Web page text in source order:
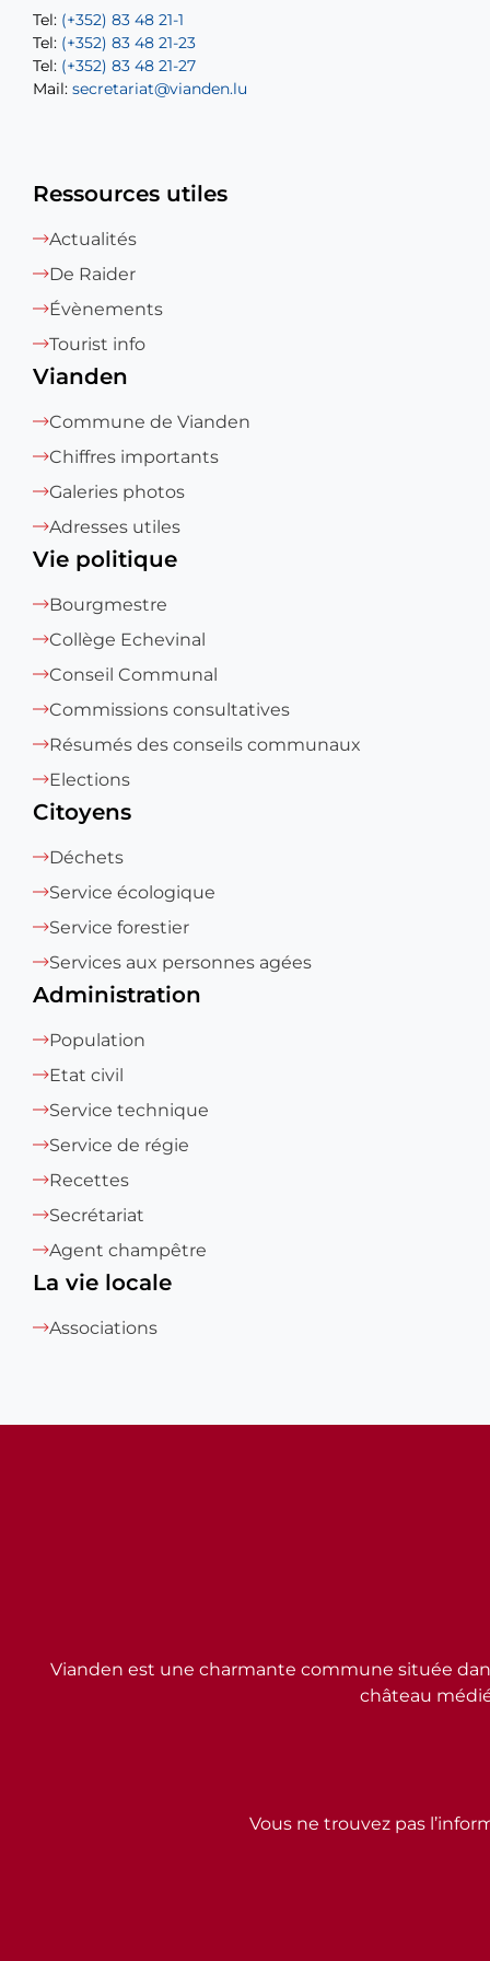
Tel: (+352) 83 48 21-1
Tel: (+352) 83 48 21-23
Tel: (+352) 83 48 21-27
Mail: secretariat@vianden.lu
Tel: (+352) 83 48 21-20
Tel: (+352) 83 48 21-22
Mail:sofia.carvalho@vianden.lu
Mail: diane.storn@vianden.lu
Ressources utiles
Actualités
De Raider
Évènements
Tourist info
Vianden
Commune de Vianden
Chiffres importants
Galeries photos
Adresses utiles
Vie politique
Bourgmestre
Collège Echevinal
Conseil Communal
Commissions consultatives
Résumés des conseils communaux
Elections
Citoyens
Déchets
Service écologique
Service forestier
Services aux personnes agées
Administration
Population
Etat civil
Service technique
Service de régie
Recettes
Secrétariat
Agent champêtre
La vie locale
Associations
Vous ne trouvez pas
Vianden est une charmante commune située
château